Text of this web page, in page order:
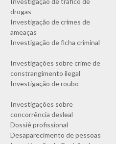
drogas
Investigação de crimes de
ameaças
Investigação de ficha criminal
Investigações sobre crime de
constrangimento ilegal
Investigação de roubo
Investigações sobre
concorrência desleal
Dossiê profissional
Desaparecimento de pessoas